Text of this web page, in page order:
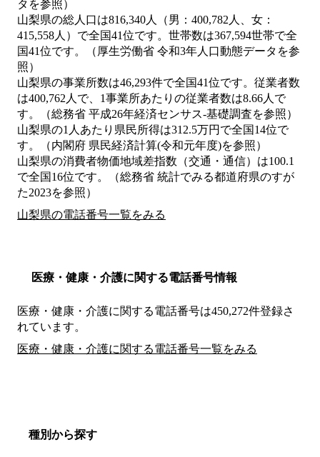
タを参照）
山梨県の総人口は816,340人（男：400,782人、女：
415,558人）で全国41位です。世帯数は367,594世帯で全
国41位です。（厚生労働省 令和3年人口動態データを参
照）
山梨県の事業所数は46,293件で全国41位です。従業者数
は400,762人で、1事業所あたりの従業者数は8.66人で
す。（総務省 平成26年経済センサス‐基礎調査を参照）
山梨県の1人あたり県民所得は312.5万円で全国14位で
す。（内閣府 県民経済計算(令和元年度)を参照）
山梨県の消費者物価地域差指数（交通・通信）は100.1
で全国16位です。（総務省 統計でみる都道府県のすが
た2023を参照）
山梨県の電話番号一覧をみる
医療・健康・介護に関する電話番号情報
医療・健康・介護に関する電話番号は450,272件登録さ
れています。
医療・健康・介護に関する電話番号一覧をみる
種別から探す